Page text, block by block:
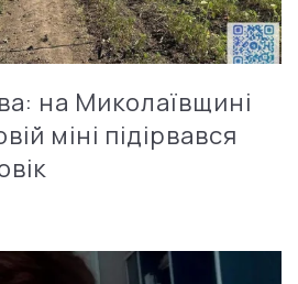
на Миколаївщині
міні підірвався